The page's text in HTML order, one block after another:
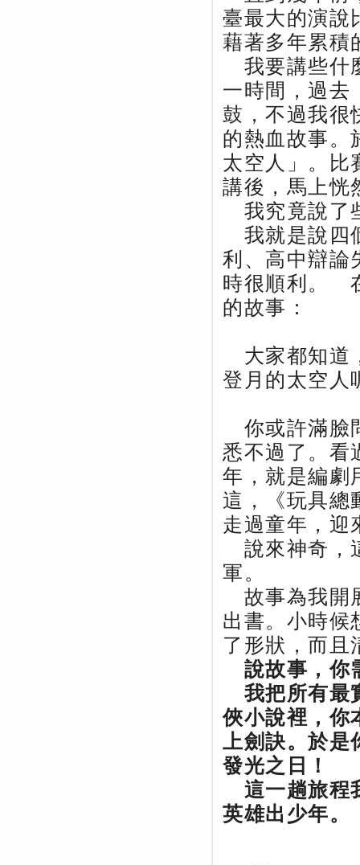
臺最大的演說
藉著多年累積
我要講些什
一時間，過去
鼓，不過我很
的熱血故事。
太空人」。比
講後，馬上恍
我究竟說了
我就是說四
利、高中辯論
時很順利。
的故事：
大家都知道
登月的太空人
你或許滿臉
悉不過了。看
年，就是編劇
這，《玩具總
走過童年，迎
說來神奇，
軍。
故事為我開
出書。小時候
了形狀，而且
說故事，你
我把所有最
俠小說裡，你
上劍訣。於是
發光之日！
這一趟旅程
英雄出少年。